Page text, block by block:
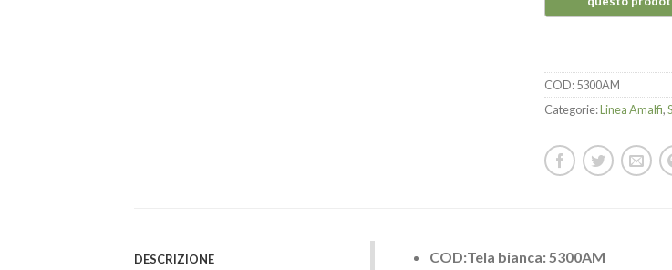
COD:5300AM
Categorie:Linea Amalfi,
DESCRIZIONE
COD:Tela bianca: 5300AM